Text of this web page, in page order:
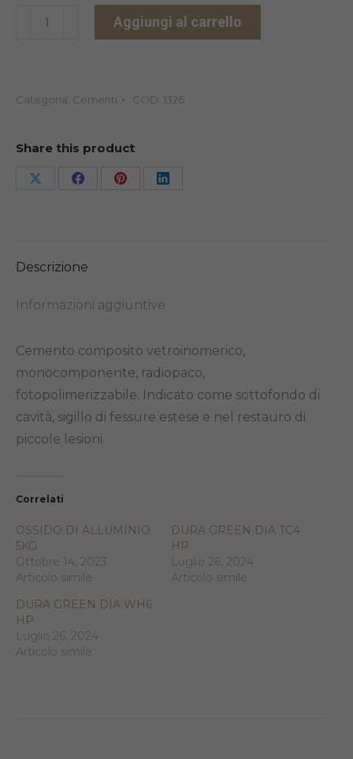
IONOSEAL
Aggiungi al carrello
Categoria: Cementi COD: 1326
Share this product
Share
Share Share Share
Descrizione
Informazioni aggiuntive
Cemento composito vetroinomerico,
monocomponente, radiopaco,
fotopolimerizzabile. Indicato come sottofondo di
cavità, sigillo di fessure estese e nel restauro di
piccole lesioni.
Correlati
OSSIDO DI ALLUMINIO
5KG
Ottobre 14, 2023
Articolo simile
DURA GREEN DIA TC4
HP
Luglio 26, 2024
Articolo simile
DURA GREEN DIA WH6
HP
Luglio 26, 2024
Articolo simile